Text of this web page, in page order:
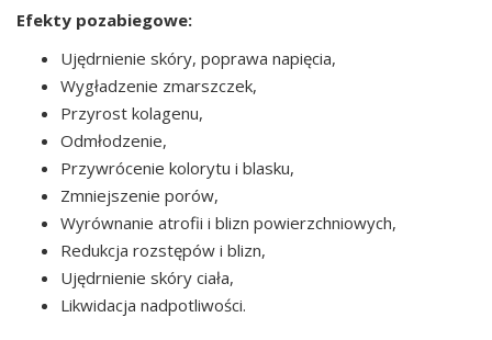
Efekty pozabiegowe:
Ujędrnienie skóry, poprawa napięcia,
Wygładzenie zmarszczek,
Przyrost kolagenu,
Odmłodzenie,
Przywrócenie kolorytu i blasku,
Zmniejszenie porów,
Wyrównanie atrofii i blizn powierzchniowych,
Redukcja rozstępów i blizn,
Ujędrnienie skóry ciała,
Likwidacja nadpotliwości.